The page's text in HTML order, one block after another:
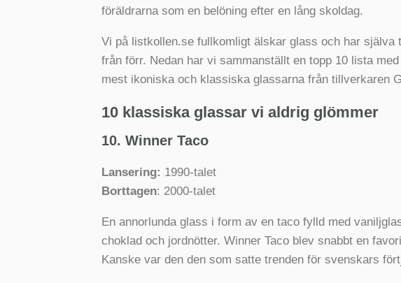
föräldrarna som en belöning efter en lång skoldag.
Vi på listkollen.se fullkomligt älskar glass och har själva
från förr. Nedan har vi sammanställt en topp 10 lista
mest ikoniska och klassiska glassarna från tillverkaren
10 klassiska glassar vi aldrig glömmer
10. Winner Taco
Lansering: 1990-talet
Borttagen: 2000-talet
En annorlunda glass i form av en taco fylld med
choklad och jordnötter. Winner Taco blev snabbt en
Kanske var den den som satte trenden för svenskars